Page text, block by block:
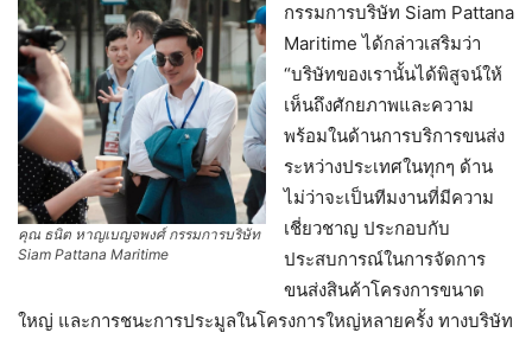
คุณ ธนิต หาญเบญจพงศ์ กรรมการบริษัท
Siam Pattana Maritime
กรรมการบริษัท Siam Pattana
Maritime ได้กล่าวเสริมว่า
“บริษัทของเรานั้นได้พิสูจน์ให้
เห็นถึงศักยภาพและความ
พร้อมในด้านการบริการขนส่ง
ระหว่างประเทศในทุกๆ ด้าน
ไม่ว่าจะเป็นทีมงานที่มีความ
เชี่ยวชาญ ประกอบกับ
ประสบการณ์ในการจัดการ
ขนส่งสินค้าโครงการขนาด
ใหญ่ และการชนะการประมูลในโครงการใหญ่หลายครั้ง ทางบริษัท